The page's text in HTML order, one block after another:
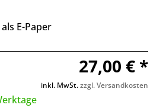
E-Paper
27,00 € *
inkl. MwSt.zzgl. Versandkosten